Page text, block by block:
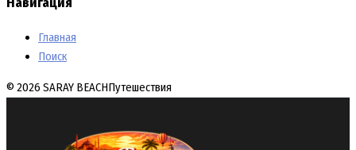
Главная
Поиск
© 2026 SARAY BEACHПутешествия